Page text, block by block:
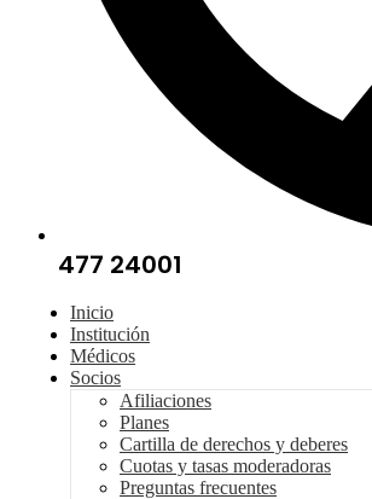
477 24001
Inicio
Institución
Médicos
Socios
Afiliaciones
Planes
Cartilla de derechos y deberes
Cuotas y tasas moderadoras
Preguntas frecuentes